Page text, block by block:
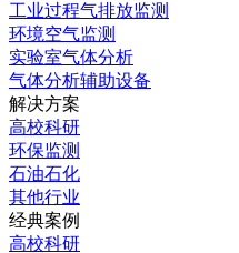
工业过程气排放监测
环境空气监测
实验室气体分析
气体分析辅助设备
解决方案
高校科研
环保监测
石油石化
其他行业
经典案例
高校科研